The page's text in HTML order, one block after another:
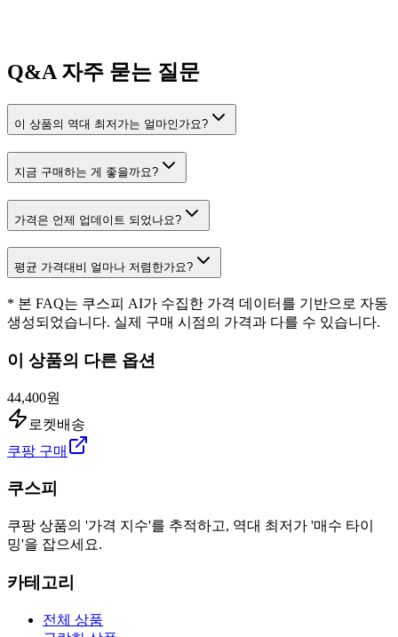
Q&A자주 묻는 질문
이 상품의 역대 최저가는 얼마인가요?
지금 구매하는 게 좋을까요?
가격은 언제 업데이트 되었나요?
평균 가격대비 얼마나 저렴한가요?
* 본 FAQ는 쿠스피 AI가 수집한 가격 데이터를 기반으로 자동
생성되었습니다. 실제 구매 시점의 가격과 다를 수 있습니다.
이 상품의 다른 옵션
44,400원
로켓배송
쿠팡 구매
쿠스피
쿠팡 상품의 '가격 지수'를 추적하고, 역대 최저가 '매수 타이
밍'을 잡으세요.
카테고리
전체 상품